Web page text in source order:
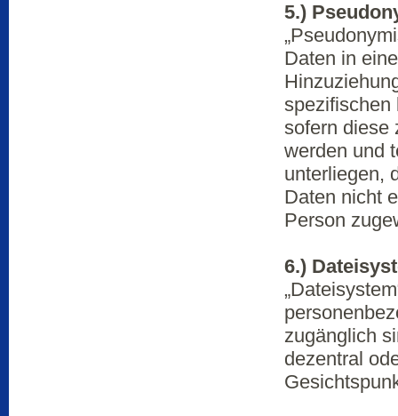
5.)
Daten in
spezifischen
sofern diese
werden und
unterliegen,
Daten nicht
Person
6.)
zugänglich
dezentral